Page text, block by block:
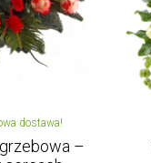
dostawa!
–